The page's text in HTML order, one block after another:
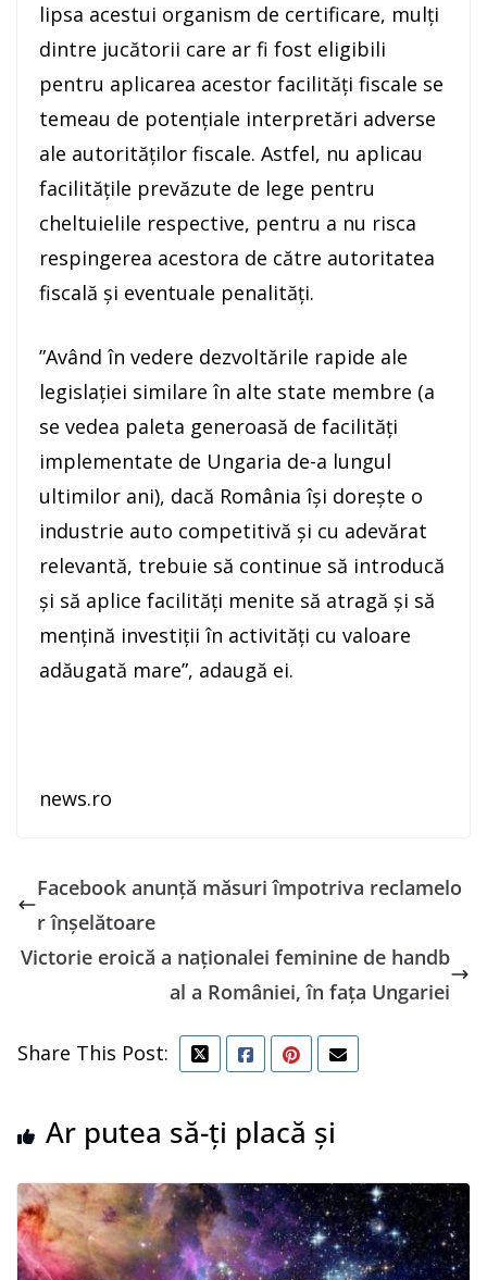
lipsa acestui organism de certificare, mulţi
dintre jucătorii care ar fi fost eligibili
pentru aplicarea acestor facilităţi fiscale se
temeau de potenţiale interpretări adverse
ale autorităţilor fiscale. Astfel, nu aplicau
facilităţile prevăzute de lege pentru
cheltuielile respective, pentru a nu risca
respingerea acestora de către autoritatea
fiscală şi eventuale penalităţi.
”Având în vedere dezvoltările rapide ale
legislaţiei similare în alte state membre (a
se vedea paleta generoasă de facilităţi
implementate de Ungaria de-a lungul
ultimilor ani), dacă România îşi doreşte o
industrie auto competitivă şi cu adevărat
relevantă, trebuie să continue să introducă
şi să aplice facilităţi menite să atragă şi să
menţină investiţii în activităţi cu valoare
adăugată mare”, adaugă ei.
news.ro
Facebook anunţă măsuri împotriva reclamelo
r înşelătoare
Victorie eroică a naționalei feminine de handb
al a României, în faţa Ungariei
Share This Post:
Ar putea să-ți placă și